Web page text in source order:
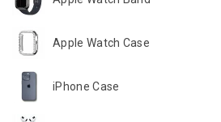
Apple Watch Case
iPhone Case